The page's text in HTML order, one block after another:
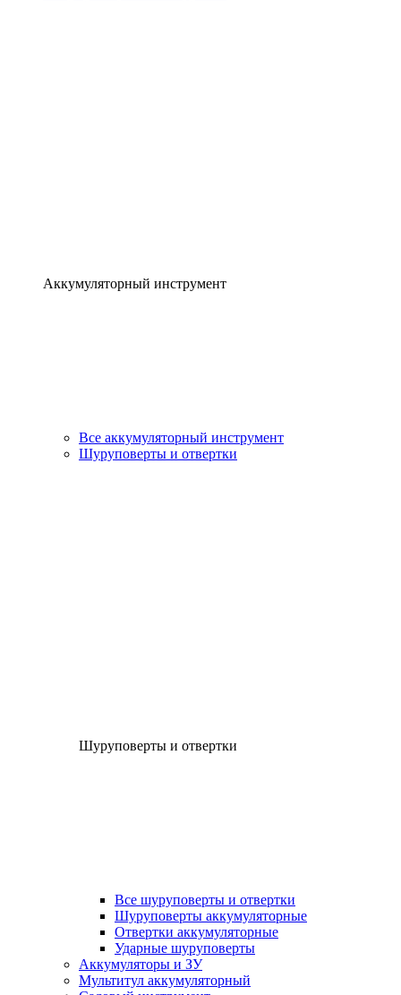
Аккумуляторный инструмент
Все аккумуляторный инструмент
Шуруповерты и отвертки
Шуруповерты и отвертки
Все шуруповерты и отвертки
Шуруповерты аккумуляторные
Отвертки аккумуляторные
Ударные шуруповерты
Аккумуляторы и ЗУ
Мультитул аккумуляторный